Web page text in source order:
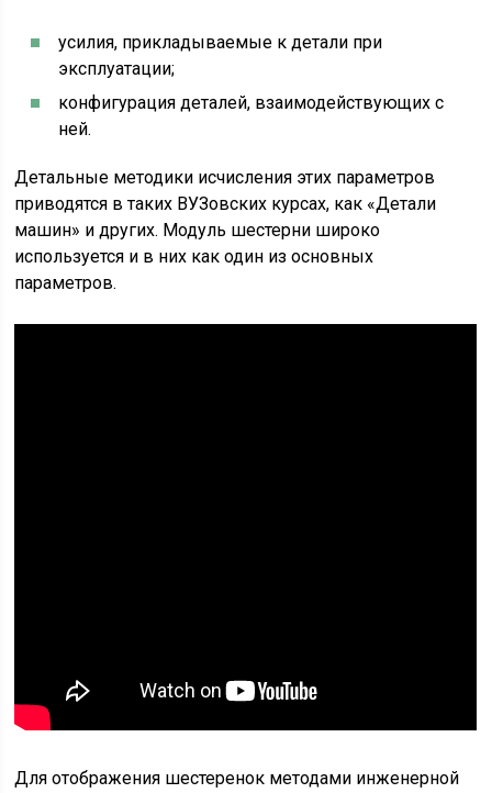
усилия, прикладываемые к детали при
эксплуатации;
конфигурация деталей, взаимодействующих с
ней.
Детальные методики исчисления этих параметров
приводятся в таких ВУЗовских курсах, как «Детали
машин» и других. Модуль шестерни широко
используется и в них как один из основных
параметров.
Для отображения шестеренок методами инженерной